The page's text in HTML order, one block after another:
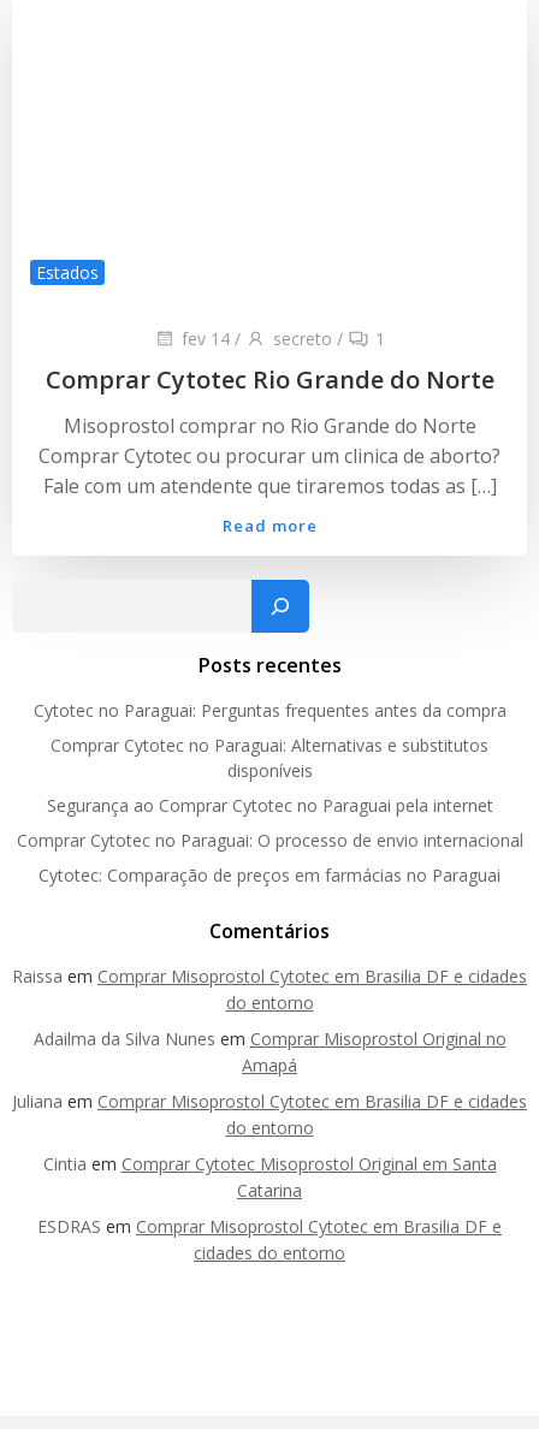
Estados
fev 14 / secreto / 1
Comprar Cytotec Rio Grande do Norte
Misoprostol comprar no Rio Grande do Norte
Comprar Cytotec ou procurar um clinica de aborto?
Fale com um atendente que tiraremos todas as […]
Read more
Pesquisar
Posts recentes
Cytotec no Paraguai: Perguntas frequentes antes da compra
Comprar Cytotec no Paraguai: Alternativas e substitutos
disponíveis
Segurança ao Comprar Cytotec no Paraguai pela internet
Comprar Cytotec no Paraguai: O processo de envio internacional
Cytotec: Comparação de preços em farmácias no Paraguai
Comentários
Raissa em Comprar Misoprostol Cytotec em Brasilia DF e cidades
do entorno
Adailma da Silva Nunes em Comprar Misoprostol Original no
Amapá
Juliana em Comprar Misoprostol Cytotec em Brasilia DF e cidades
do entorno
Cintia em Comprar Cytotec Misoprostol Original em Santa
Catarina
ESDRAS em Comprar Misoprostol Cytotec em Brasilia DF e
cidades do entorno